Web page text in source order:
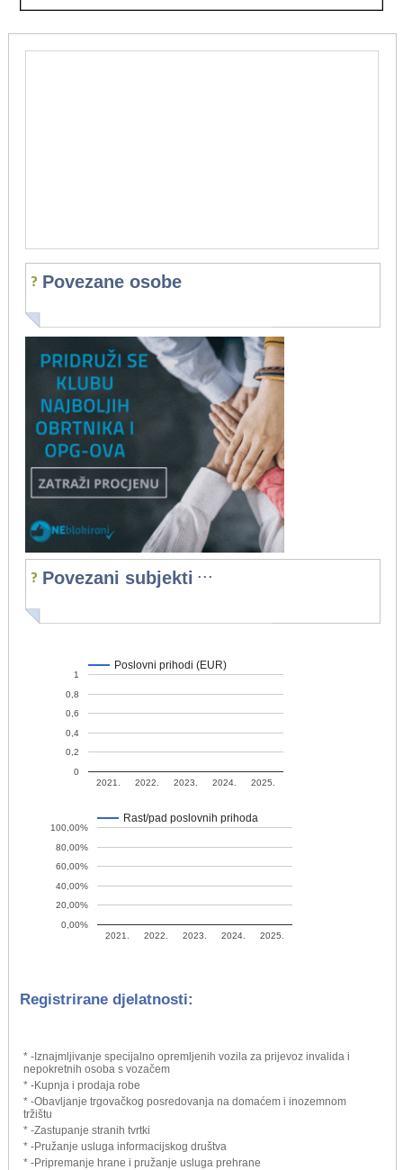
Povezane osobe
Povezani subjekti ...
Poslovni prihodi (EUR)
2021. 2022. 2023. 2024. 2025.
0
0,2
0,4
0,6
0,8
1
Rast/pad poslovnih prihoda
2021. 2022. 2023. 2024. 2025.
0,00%
20,00%
40,00%
60,00%
80,00%
100,00%
Registrirane djelatnosti:
* -Iznajmljivanje specijalno opremljenih vozila za prijevoz invalida i
nepokretnih osoba s vozačem
* -Kupnja i prodaja robe
* -Obavljanje trgovačkog posredovanja na domaćem i inozemnom
tržištu
* -Zastupanje stranih tvrtki
* -Pružanje usluga informacijskog društva
* -Pripremanje hrane i pružanje usluga prehrane